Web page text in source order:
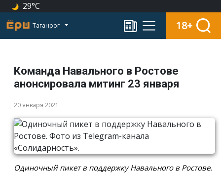
29°C
Таганрог 18+
Команда Навального в Ростове
анонсировала митинг 23 января
20 января 2021
Одиночный пикет в поддержку Навального в Ростове.